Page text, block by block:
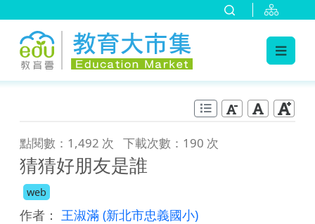
點閱數：1,492 次 下載次數：190 次
猜猜好朋友是誰
web
作者： 王淑滿 (新北市忠義國小)